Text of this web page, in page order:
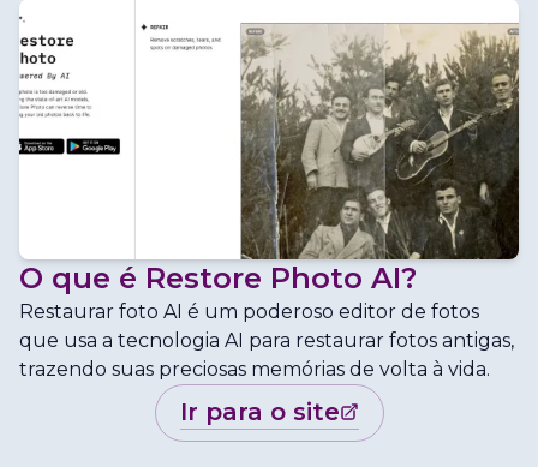
O que é Restore Photo AI?
Restaurar foto AI é um poderoso editor de fotos
que usa a tecnologia AI para restaurar fotos antigas,
trazendo suas preciosas memórias de volta à vida.
ir para o site